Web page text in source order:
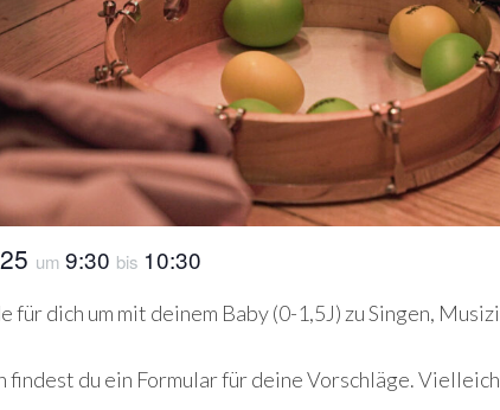
um 9:30 bis 10:30
für dich um mit deinem Baby (0-1,5J) zu Singen,
findest du ein Formular für deine Vorschläge.